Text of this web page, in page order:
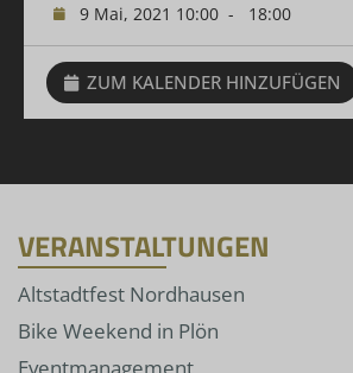
9 Mai, 2021 10:00 - 18:00
ZUM KALENDER HINZUFÜGEN
VERANSTALTUNGEN
Altstadtfest Nordhausen
Bike Weekend in Plön
Eventmanagement